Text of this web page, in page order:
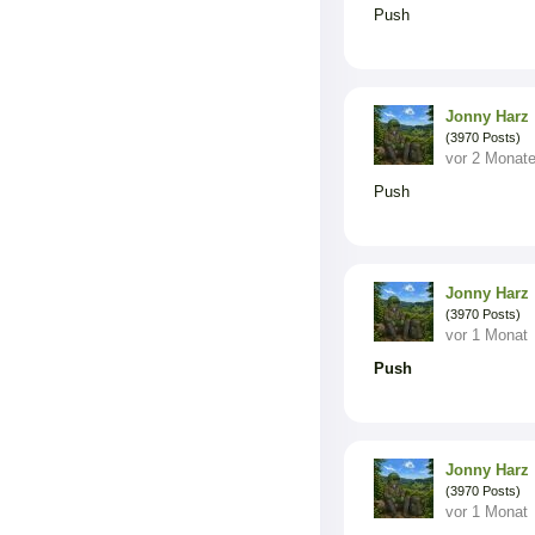
Push
Jonny Harz
(3970 Posts)
vor 2
Push
Jonny Harz
(3970 Posts)
vor 1 Monat
Push
Jonny Harz
(3970 Posts)
vor 1 Monat